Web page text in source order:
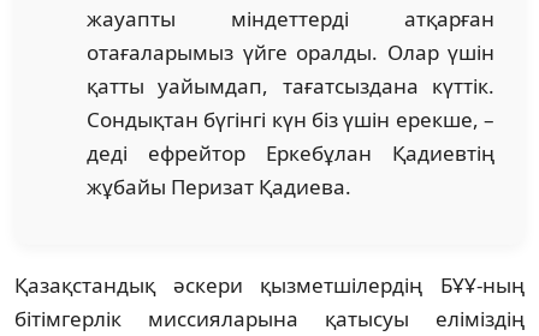
жауапты міндеттерді атқарған
отағаларымыз үйге оралды. Олар үшін
қатты уайымдап, тағатсыздана күттік.
Сондықтан бүгінгі күн біз үшін ерекше, –
деді ефрейтор Еркебұлан Қадиевтің
жұбайы Перизат Қадиева.
Қазақстандық әскери қызметшілердің БҰҰ-ның
бітімгерлік миссияларына қатысуы еліміздің